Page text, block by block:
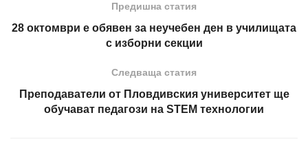
Предишна статия
28 октомври е обявен за неучебен ден в училищата
с изборни секции
Следваща статия
Преподаватели от Пловдивския университет ще
обучават педагози на STEM технологии